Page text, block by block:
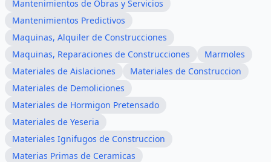
Mantenimientos de Obras y Servicios
Mantenimientos Predictivos
Maquinas, Alquiler de Construcciones
Maquinas, Reparaciones de Construcciones
Marmoles
Materiales de Aislaciones
Materiales de Construccion
Materiales de Demoliciones
Materiales de Hormigon Pretensado
Materiales de Yeseria
Materiales Ignifugos de Construccion
Materias Primas de Ceramicas